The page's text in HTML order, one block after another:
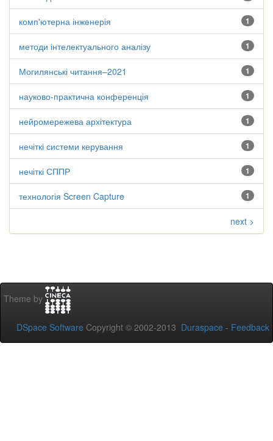
1
комп'ютерна інженерія
1
методи інтелектуального аналізу
1
Могилянські читання–2021
1
науково-практична конференція
1
нейромережева архітектура
1
нечіткі системи керування
1
нечіткі СППР
1
технологія Screen Capture
next >
Theme by
DSpace Software Copyright © 2002-2013 Duraspace - Feedback